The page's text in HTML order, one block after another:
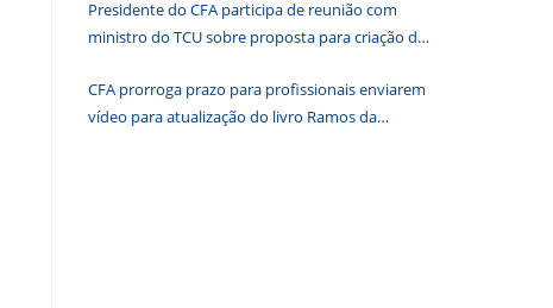
Presidente do CFA participa de reunião com
ministro do TCU sobre proposta para criação de
CFA prorroga prazo para profissionais enviarem
vídeo para atualização do livro Ramos da